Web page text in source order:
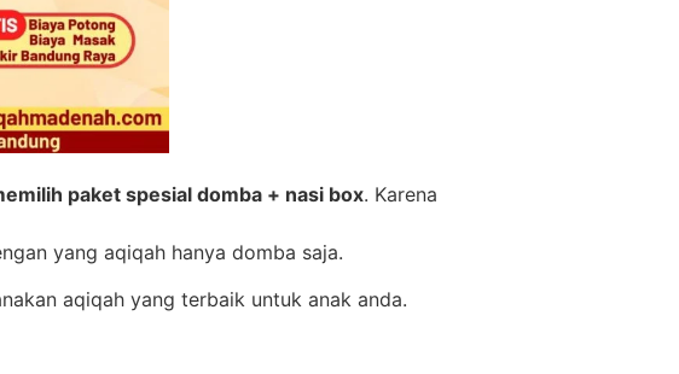
paket spesial domba + nasi box. Karena
yang aqiqah hanya domba saja.
aqiqah yang terbaik untuk anak anda.